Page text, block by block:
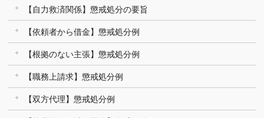
【自力救済関係】懲戒処分の要旨
【依頼者から借金】懲戒処分例
【根拠のない主張】懲戒処分例
【職務上請求】懲戒処分例
【双方代理】懲戒処分例